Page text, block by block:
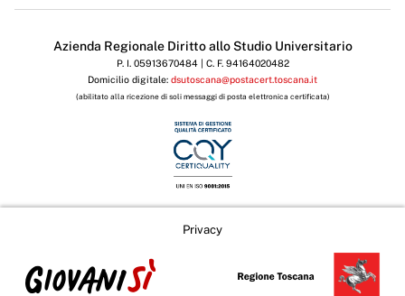
Azienda Regionale Diritto allo Studio Universitario
P. I. 05913670484 | C. F. 94164020482
Domicilio digitale: dsutoscana@postacert.toscana.it
(abilitato alla ricezione di soli messaggi di posta elettronica certificata)
Privacy